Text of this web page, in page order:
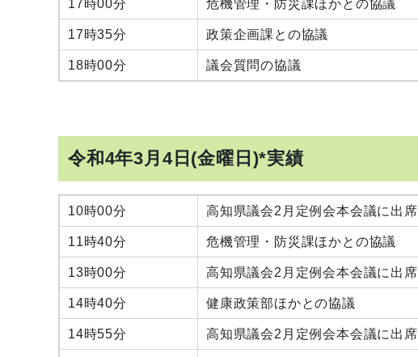
17時00分 危機管理・防災課ほかとの協議
17時35分 政策企画課との協議
18時00分 議会質問の協議
令和4年3月4日(金曜日)*実績
10時00分 高知県議会2月定例会本会議に出席
11時40分 危機管理・防災課ほかとの協議
13時00分 高知県議会2月定例会本会議に出席
14時40分 健康政策部ほかとの協議
14時55分 高知県議会2月定例会本会議に出席